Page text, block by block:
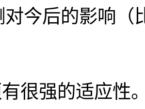
对今后的影响（
很强的适应性